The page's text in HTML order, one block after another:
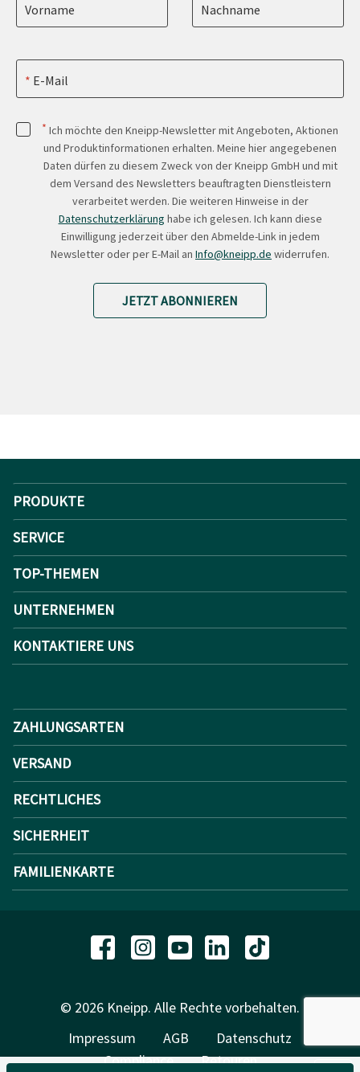
Vorname Nachname
E-Mail
* Ich möchte den Kneipp-Newsletter mit Angeboten, Aktionen
und Produktinformationen erhalten. Meine hier angegebenen
Daten dürfen zu diesem Zweck von der Kneipp GmbH und mit
dem Versand des Newsletters beauftragten Dienstleistern
verarbeitet werden. Die weiteren Hinweise in der
Datenschutzerklärung habe ich gelesen. Ich kann diese
Einwilligung jederzeit über den Abmelde-Link in jedem
Newsletter oder per E-Mail an Info@kneipp.de widerrufen.
JETZT ABONNIEREN
PRODUKTE
SERVICE
TOP-THEMEN
UNTERNEHMEN
KONTAKTIERE UNS
ZAHLUNGSARTEN
VERSAND
RECHTLICHES
SICHERHEIT
FAMILIENKARTE
© 2026 Kneipp. Alle Rechte vorbehalten.
Impressum
AGB
Datenschutz
Compliance
Retouren